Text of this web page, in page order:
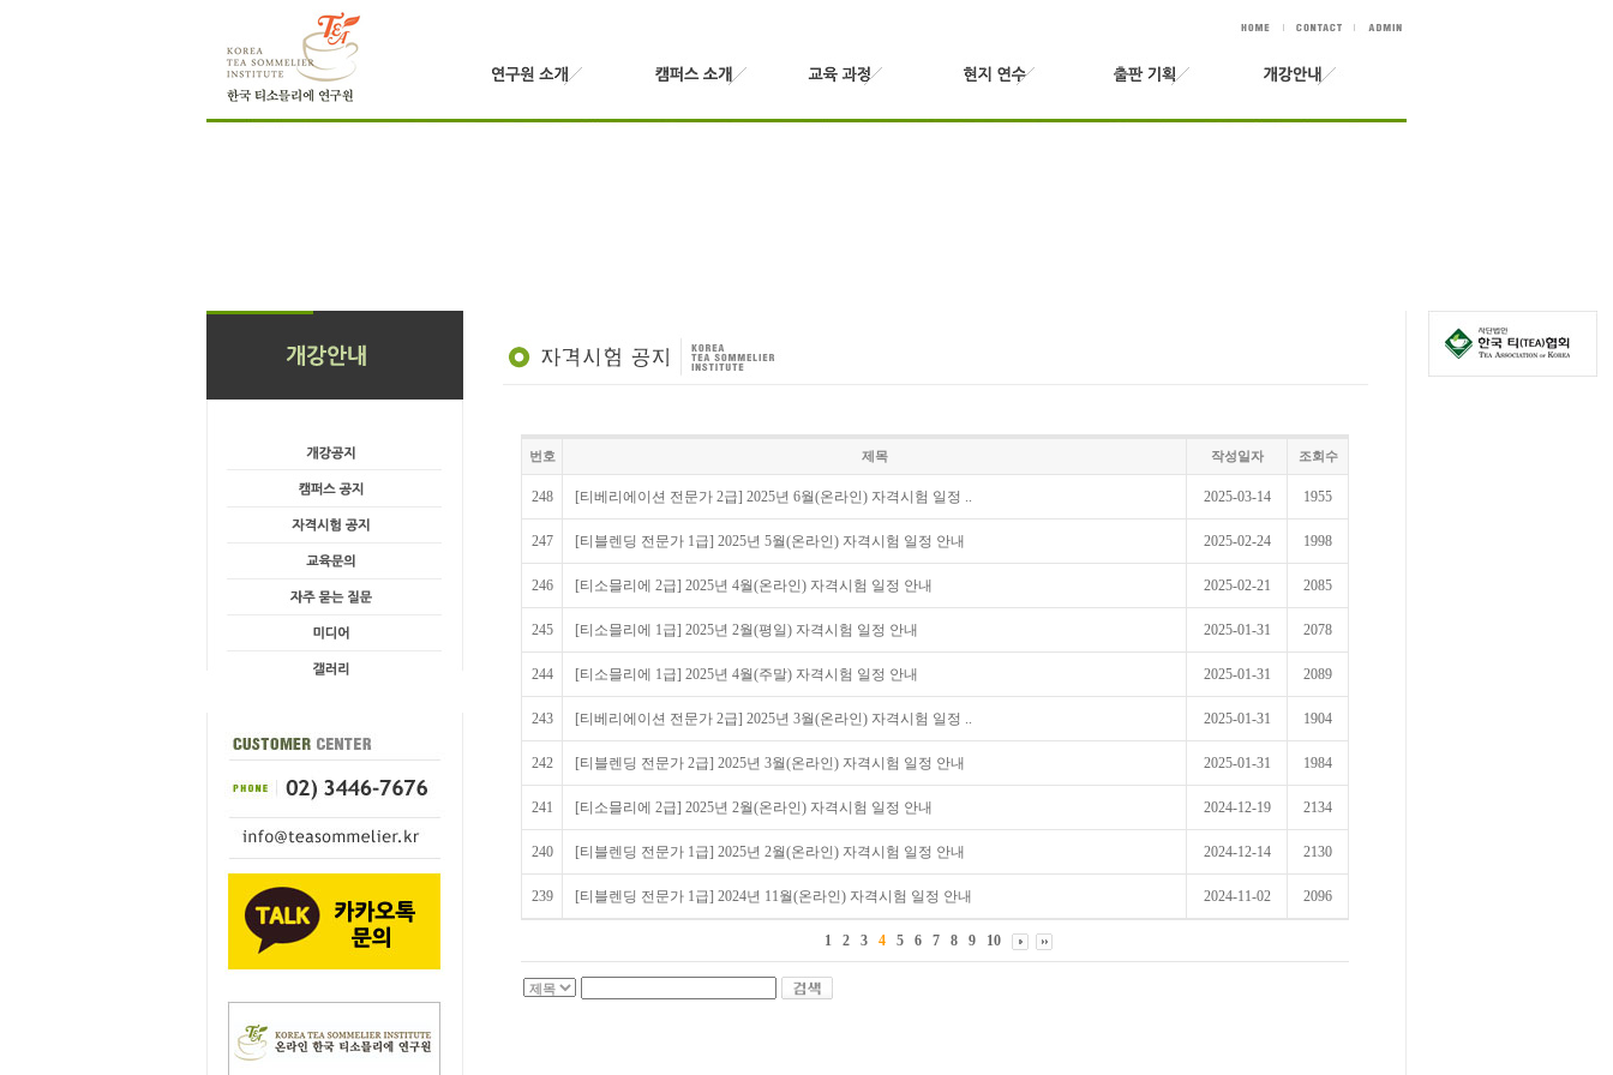
번호 제목 작성일자 조회수
248 [티베리에이션 전문가 2급] 2025년 6월(온라인) 자격시험 일정 .. 2025-03-14 1955
247 [티블렌딩 전문가 1급] 2025년 5월(온라인) 자격시험 일정 안내 2025-02-24 1998
246 [티소믈리에 2급] 2025년 4월(온라인) 자격시험 일정 안내 2025-02-21 2085
245 [티소믈리에 1급] 2025년 2월(평일) 자격시험 일정 안내 2025-01-31 2078
244 [티소믈리에 1급] 2025년 4월(주말) 자격시험 일정 안내 2025-01-31 2089
243 [티베리에이션 전문가 2급] 2025년 3월(온라인) 자격시험 일정 .. 2025-01-31 1904
242 [티블렌딩 전문가 2급] 2025년 3월(온라인) 자격시험 일정 안내 2025-01-31 1984
241 [티소믈리에 2급] 2025년 2월(온라인) 자격시험 일정 안내 2024-12-19 2134
240 [티블렌딩 전문가 1급] 2025년 2월(온라인) 자격시험 일정 안내 2024-12-14 2130
239 [티블렌딩 전문가 1급] 2024년 11월(온라인) 자격시험 일정 안내 2024-11-02 2096
1 2 3 4 5 6 7 8 9 10